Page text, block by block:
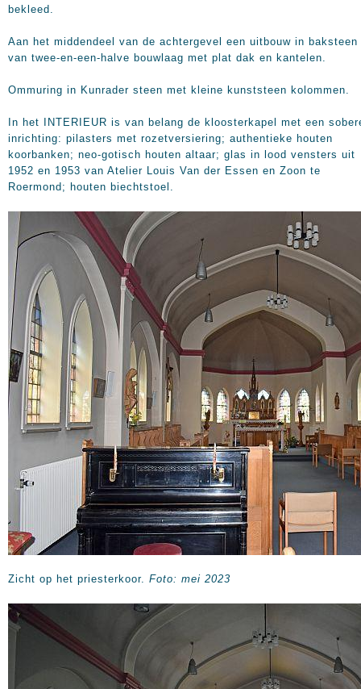
bekleed.
Aan het middendeel van de achtergevel een uitbouw in baksteen
van twee-en-een-halve bouwlaag met plat dak en kantelen.
Ommuring in Kunrader steen met kleine kunststeen kolommen.
In het INTERIEUR is van belang de kloosterkapel met een
inrichting: pilasters met rozetversiering; authentieke houten
koorbanken; neo-gotisch houten altaar; glas in lood vensters uit
1952 en 1953 van Atelier Louis Van der Essen en Zoon te
Roermond; houten biechtstoel.
Zicht op het priesterkoor. Foto: mei 2023